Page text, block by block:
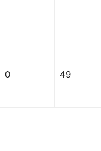
0 49